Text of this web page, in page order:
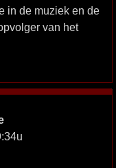
in de muziek en de
van het